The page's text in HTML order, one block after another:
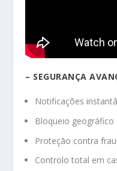
– SEGURANÇA
Notificações
Bloqueio geográfico
Proteção contra
Controlo total em